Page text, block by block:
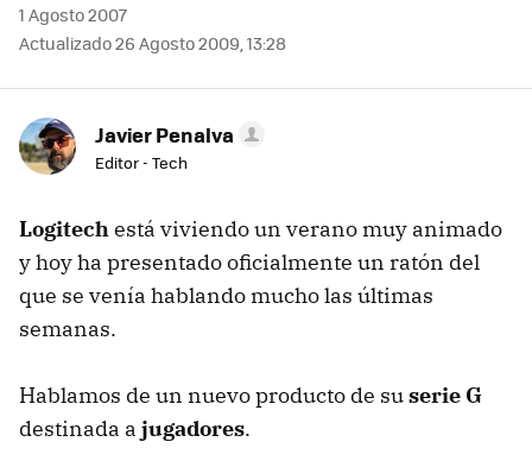
1 Agosto 2007
Actualizado 26 Agosto 2009, 13:28
Javier Penalva
Editor - Tech
Logitechestá viviendo un verano muy animado
y hoy ha presentado oficialmente un ratón del
que se venía hablando mucho las últimas
semanas.
Hablamos de un nuevo producto de suserie G
destinada a jugadores.